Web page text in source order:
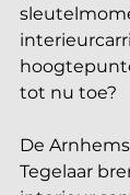
tot nu toe?
De
Tegelaar